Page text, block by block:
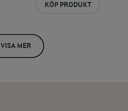
KÖP PRODUKT
VISA MER